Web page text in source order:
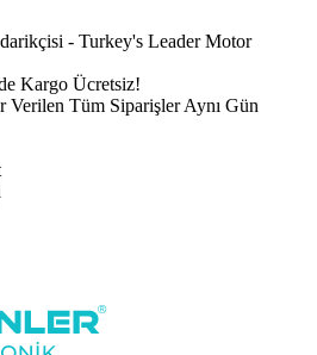
- Turkey's Leader Motor
Kargo Ücretsiz!
Verilen Tüm Siparişler Aynı Gün